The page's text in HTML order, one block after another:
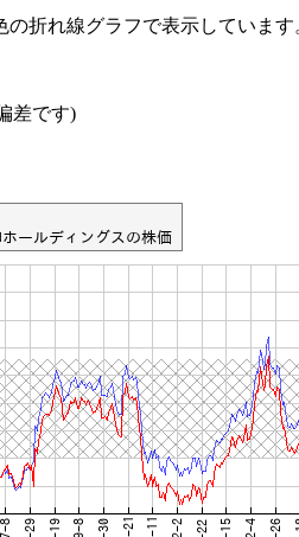
の折れ線グラフで表示していま
差です)